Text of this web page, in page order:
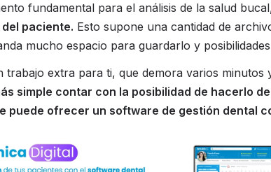
fundamental para el análisis de la salud
paciente. Esto supone una cantidad de
mucho espacio para guardarlo y
trabajo extra para ti, que demora varios minutos
simple contar con la posibilidad de hacerlo
puede ofrecer un software de gestión dental